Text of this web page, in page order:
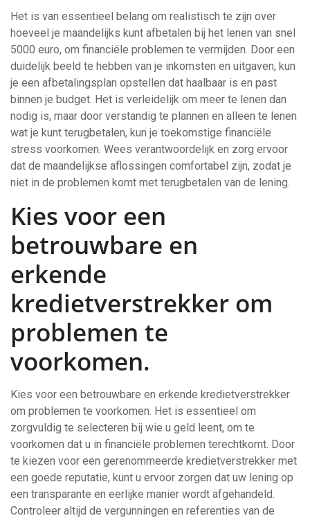
Het is van essentieel belang om realistisch te zijn over
hoeveel je maandelijks kunt afbetalen bij het lenen van snel
5000 euro, om financiële problemen te vermijden. Door een
duidelijk beeld te hebben van je inkomsten en uitgaven, kun
je een afbetalingsplan opstellen dat haalbaar is en past
binnen je budget. Het is verleidelijk om meer te lenen dan
nodig is, maar door verstandig te plannen en alleen te lenen
wat je kunt terugbetalen, kun je toekomstige financiële
stress voorkomen. Wees verantwoordelijk en zorg ervoor
dat de maandelijkse aflossingen comfortabel zijn, zodat je
niet in de problemen komt met terugbetalen van de lening.
Kies voor een
betrouwbare en
erkende
kredietverstrekker om
problemen te
voorkomen.
Kies voor een betrouwbare en erkende kredietverstrekker
om problemen te voorkomen. Het is essentieel om
zorgvuldig te selecteren bij wie u geld leent, om te
voorkomen dat u in financiële problemen terechtkomt. Door
te kiezen voor een gerenommeerde kredietverstrekker met
een goede reputatie, kunt u ervoor zorgen dat uw lening op
een transparante en eerlijke manier wordt afgehandeld.
Controleer altijd de vergunningen en referenties van de